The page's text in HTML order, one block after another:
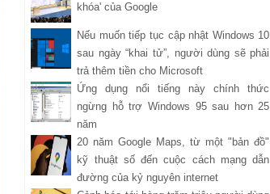
khóa' của Google
Nếu muốn tiếp tục cập nhật Windows 10
sau ngày “khai tử”, người dùng sẽ phải
trả thêm tiền cho Microsoft
Ứng dụng nổi tiếng này chính thức
ngừng hỗ trợ Windows 95 sau hơn 25
năm
20 năm Google Maps, từ một "bản đồ"
kỹ thuật số đến cuộc cách mạng dẫn
đường của kỷ nguyên internet